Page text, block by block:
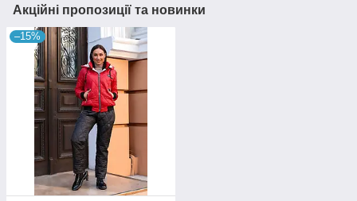
Акційні пропозиції та новинки
–15%